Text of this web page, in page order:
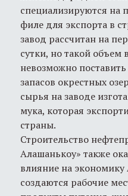
специализируются на
филе для экспорта в
завод рассчитан на
сутки, но такой объем
невозможно
запасов окрестных
сырья на заводе
мука, которая
страны.
Строительство
Алашанькоу» также
влияние на экономику
создаются рабочие